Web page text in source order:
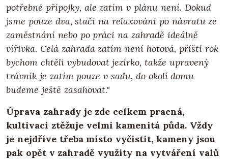
potřebné přípojky, ale zatím v plánu není. Dokud
jsme pouze dva, stačí na relaxování po návratu ze
zaměstnání nebo po práci na zahradě ideálně
vířivka. Celá zahrada zatím není hotová, příští rok
bychom chtěli vybudovat jezírko, takže upravený
trávník je zatím pouze v sadu, do okolí domu
budeme ještě zasahovat."
Úprava zahrady je zde celkem pracná,
kultivaci ztěžuje velmi kamenitá půda. Vždy
je nejdříve třeba místo vyčistit, kameny jsou
pak opět v zahradě využity na vytváření valů